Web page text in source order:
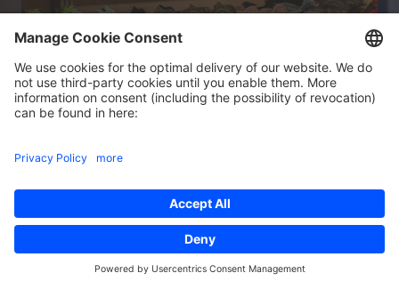
Dowiedz się więcej
Retail & Commerce
Obniżyliśmy koszty o 90% dzięki
wydajnemu sklepowi Shopify
Nature Love wykorzystuje sklep Shopify Plus,
aby zwiększyć szybkość, obniżyć koszty i
poprawić doświadczenia klientów.